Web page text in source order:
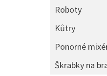
Roboty
Kůtry
Ponorné
Škrabky na